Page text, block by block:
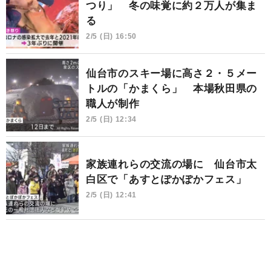
つり」 冬の味覚に約２万人が集ま
る
2/5 (日) 16:50
仙台市のスキー場に高さ２・５メー
トルの「かまくら」 本場秋田県の
職人が制作
2/5 (日) 12:34
家族連れらの交流の場に 仙台市太
白区で「あすとぽかぽかフェス」
2/5 (日) 12:41